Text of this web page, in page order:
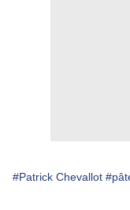
#Patrick Chevallot